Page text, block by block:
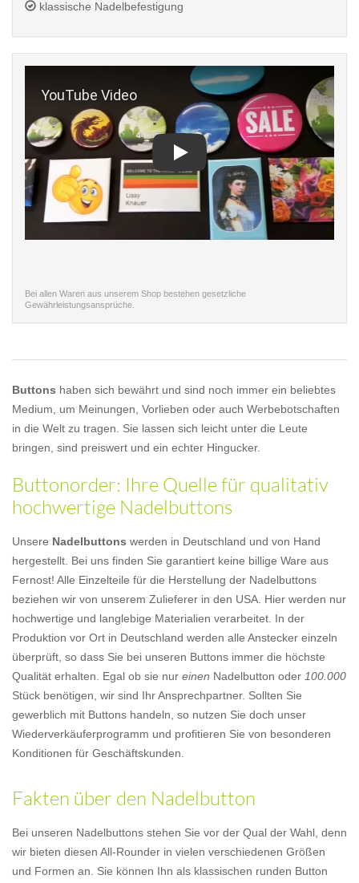
klassische Nadelbefestigung
Bei allen Waren aus unserem Shop bestehen gesetzliche
Gewährleistungsansprüche.
Buttons haben sich bewährt und sind noch immer ein beliebtes
Medium, um Meinungen, Vorlieben oder auch Werbebotschaften
in die Welt zu tragen. Sie lassen sich leicht unter die Leute
bringen, sind preiswert und ein echter Hingucker.
Buttonorder: Ihre Quelle für qualitativ
hochwertige Nadelbuttons
Unsere Nadelbuttons werden in Deutschland und von Hand
hergestellt. Bei uns finden Sie garantiert keine billige Ware aus
Fernost! Alle Einzelteile für die Herstellung der Nadelbuttons
beziehen wir von unserem Zulieferer in den USA. Hier werden nur
hochwertige und langlebige Materialien verarbeitet. In der
Produktion vor Ort in Deutschland werden alle Anstecker einzeln
überprüft, so dass Sie bei unseren Buttons immer die höchste
Qualität erhalten. Egal ob sie nur einen Nadelbutton oder 100.000
Stück benötigen, wir sind Ihr Ansprechpartner. Sollten Sie
gewerblich mit Buttons handeln, so nutzen Sie doch unser
Wiederverkäuferprogramm und profitieren Sie von besonderen
Konditionen für Geschäftskunden.
Fakten über den Nadelbutton
Bei unseren Nadelbuttons stehen Sie vor der Qual der Wahl, denn
wir bieten diesen All-Rounder in vielen verschiedenen Größen
und Formen an. Sie können Ihn als klassischen runden Button